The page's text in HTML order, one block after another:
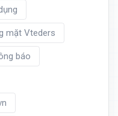
mặt Vteders
báo